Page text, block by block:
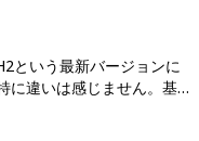
という最新バージョンに
に違いは感じません。基
いなOSですｗ